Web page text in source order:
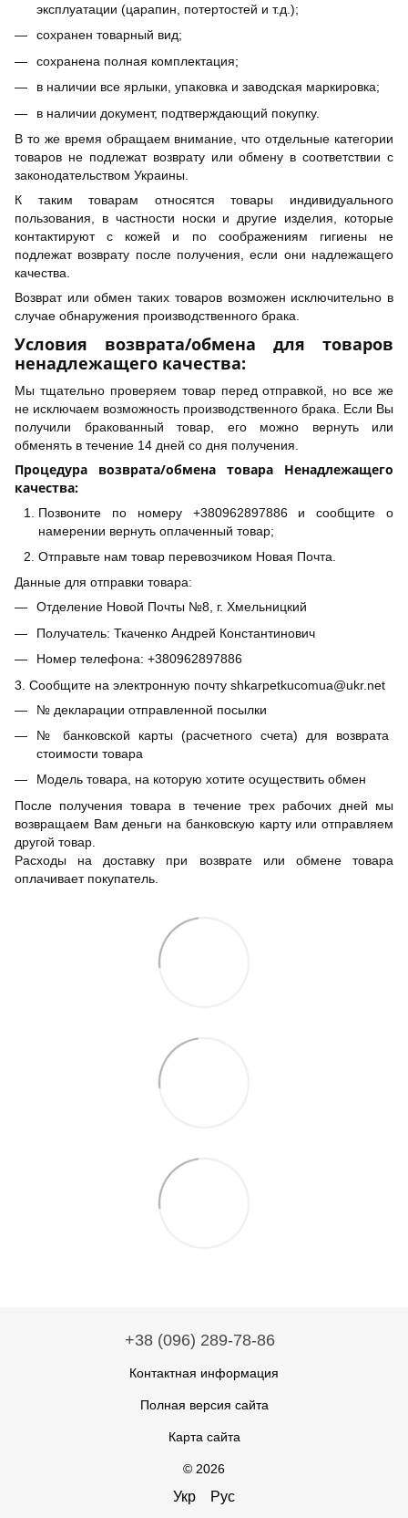
эксплуатации (царапин, потертостей и т.д.);
сохранен товарный вид;
сохранена полная комплектация;
в наличии все ярлыки, упаковка и заводская маркировка;
в наличии документ, подтверждающий покупку.
В то же время обращаем внимание, что отдельные категории
товаров не подлежат возврату или обмену в соответствии с
законодательством Украины.
К таким товарам относятся товары индивидуального
пользования, в частности носки и другие изделия, которые
контактируют с кожей и по соображениям гигиены не
подлежат возврату после получения, если они надлежащего
качества.
Возврат или обмен таких товаров возможен исключительно в
случае обнаружения производственного брака.
Условия возврата/обмена для товаров
ненадлежащего качества:
Мы тщательно проверяем товар перед отправкой, но все же
не исключаем возможность производственного брака. Если Вы
получили бракованный товар, его можно вернуть или
обменять в течение 14 дней со дня получения.
Процедура возврата/обмена товара Ненадлежащего
качества:
Позвоните по номеру +380962897886 и сообщите о
намерении вернуть оплаченный товар;
Отправьте нам товар перевозчиком Новая Почта.
Данные для отправки товара:
Отделение Новой Почты №8, г. Хмельницкий
Получатель: Ткаченко Андрей Константинович
Номер телефона: +380962897886
3. Сообщите на электронную почту shkarpetkucomua@ukr.net
№ декларации отправленной посылки
№ банковской карты (расчетного счета) для возврата
стоимости товара
Модель товара, на которую хотите осуществить обмен
После получения товара в течение трех рабочих дней мы
возвращаем Вам деньги на банковскую карту или отправляем
другой товар.
Расходы на доставку при возврате или обмене товара
оплачивает покупатель.
+38 (096) 289-78-86
Контактная информация
Полная версия сайта
Карта сайта
© 2026
Укр Рус